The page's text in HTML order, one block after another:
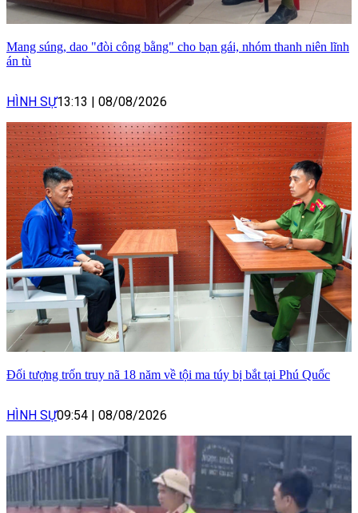
Mang súng, dao "đòi công bằng" cho bạn gái, nhóm thanh niên lĩnh
án tù
HÌNH SỰ13:13 08/08/2026
Đối tượng trốn truy nã 18 năm về tội ma túy bị bắt tại Phú Quốc
HÌNH SỰ09:54 08/08/2026